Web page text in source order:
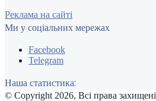
Реклама на сайті
Ми у соціальних мережах
Facebook
Telegram
Наша статистика:
© Copyright 2026, Всі права захищені